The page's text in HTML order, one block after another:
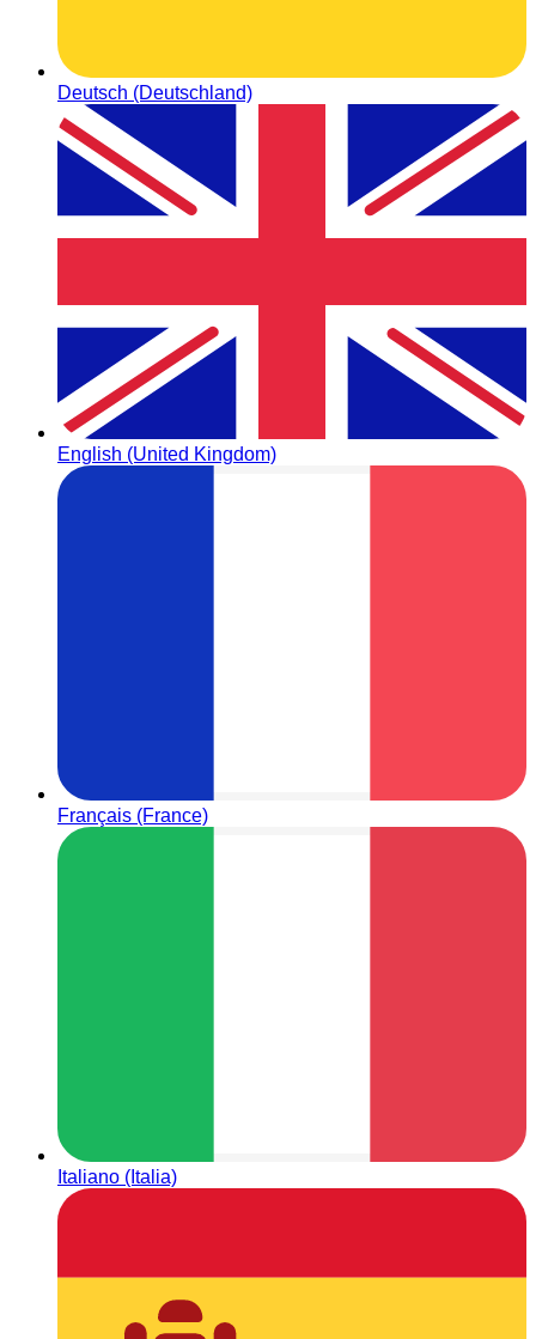
Deutsch (Deutschland)
English (United Kingdom)
Français (France)
Italiano (Italia)